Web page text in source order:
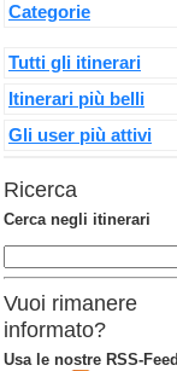
Categorie
Tutti gli itinerari
Itinerari più belli
Gli user più attivi
Ricerca
Cerca negli itinerari
Vuoi rimanere
informato?
Usa le nostre RSS-